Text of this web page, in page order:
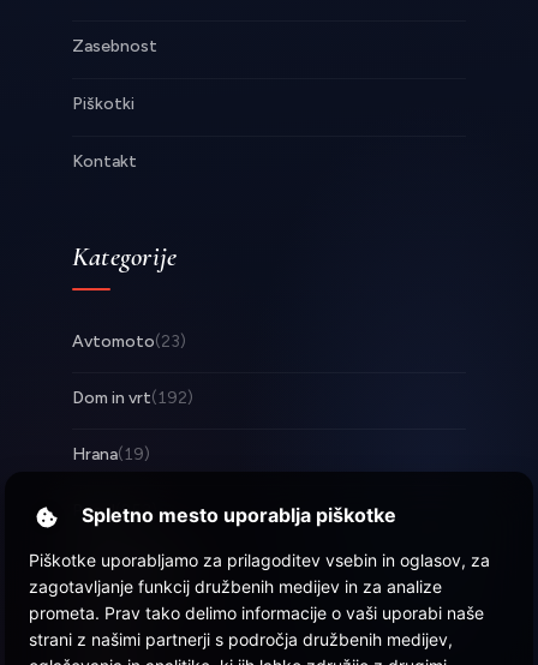
Zasebnost
Piškotki
Kontakt
Kategorije
Avtomoto(23)
Dom in vrt(192)
Hrana(19)
Posel(253)
Tehnologija(17)
Zabava(58)
Spletno mesto uporablja piškotke
Piškotke uporabljamo za prilagoditev vsebin in oglasov, za
zagotavljanje funkcij družbenih medijev in za analize
prometa. Prav tako delimo informacije o vaši uporabi naše
strani z našimi partnerji s področja družbenih medijev,